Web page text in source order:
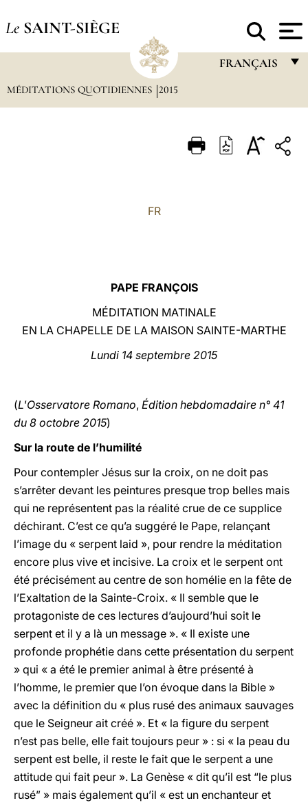
Le SAINT-SIÈGE
FRANÇAIS
ITALIANO
LATINE
MÉDITATIONS QUOTIDIENNES 2015
FR
PAPE FRANÇOIS
MÉDITATION MATINALE
EN LA CHAPELLE DE LA MAISON SAINTE-MARTHE
Lundi 14 septembre 2015
(L'Osservatore Romano, Édition hebdomadaire n° 41
du 8 octobre 2015)
Sur la route de l’humilité
Pour contempler Jésus sur la croix, on ne doit pas
s’arrêter devant les peintures presque trop belles mais
qui ne représentent pas la réalité crue de ce supplice
déchirant. C’est ce qu’a suggéré le Pape, relançant
l’image du « serpent laid », pour rendre la méditation
encore plus vive et incisive. La croix et le serpent ont
été précisément au centre de son homélie en la fête de
l’Exaltation de la Sainte-Croix. « Il semble que le
protagoniste de ces lectures d’aujourd’hui soit le
serpent et il y a là un message ». « Il existe une
profonde prophétie dans cette présentation du serpent
» qui « a été le premier animal à être présenté à
l’homme, le premier que l’on évoque dans la Bible »
avec la définition du « plus rusé des animaux sauvages
que le Seigneur ait créé ». Et « la figure du serpent
n’est pas belle, elle fait toujours peur » : si « la peau du
serpent est belle, il reste le fait que le serpent a une
attitude qui fait peur ». La Genèse « dit qu’il est “le plus
rusé” » mais également qu’il « est un enchanteur et